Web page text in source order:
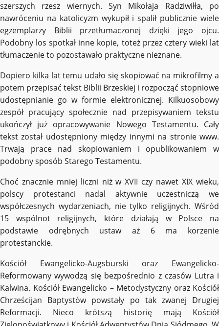
szerszych rzesz wiernych. Syn Mikołaja Radziwiłła, po
nawróceniu na katolicyzm wykupił i spalił publicznie wiele
egzemplarzy Biblii przetłumaczonej dzięki jego ojcu.
Podobny los spotkał inne kopie, toteż przez cztery wieki lat
tłumaczenie to pozostawało praktyczne nieznane.
Dopiero kilka lat temu udało się skopiować na mikrofilmy a
potem przepisać tekst Biblii Brzeskiej i rozpocząć stopniowe
udostępnianie go w formie elektronicznej. Kilkuosobowy
zespół pracujący społecznie nad przepisywaniem tekstu
ukończył już opracowywanie Nowego Testamentu. Cały
tekst został udostępniony między innymi na stronie www.
Trwają prace nad skopiowaniem i opublikowaniem w
podobny sposób Starego Testamentu.
Choć znacznie mniej liczni niż w XVII czy nawet XIX wieku,
polscy protestanci nadal aktywnie uczestniczą we
współczesnych wydarzeniach, nie tylko religijnych. Wśród
15 wspólnot religijnych, które działają w Polsce na
podstawie odrębnych ustaw aż 6 ma korzenie
protestanckie.
Kościół Ewangelicko-Augsburski oraz Ewangelicko-
Reformowany wywodzą się bezpośrednio z czasów Lutra i
Kalwina. Kościół Ewangelicko – Metodystyczny oraz Kościół
Chrześcijan Baptystów powstały po tak zwanej Drugiej
Reformacji. Nieco krótszą historię mają Kościół